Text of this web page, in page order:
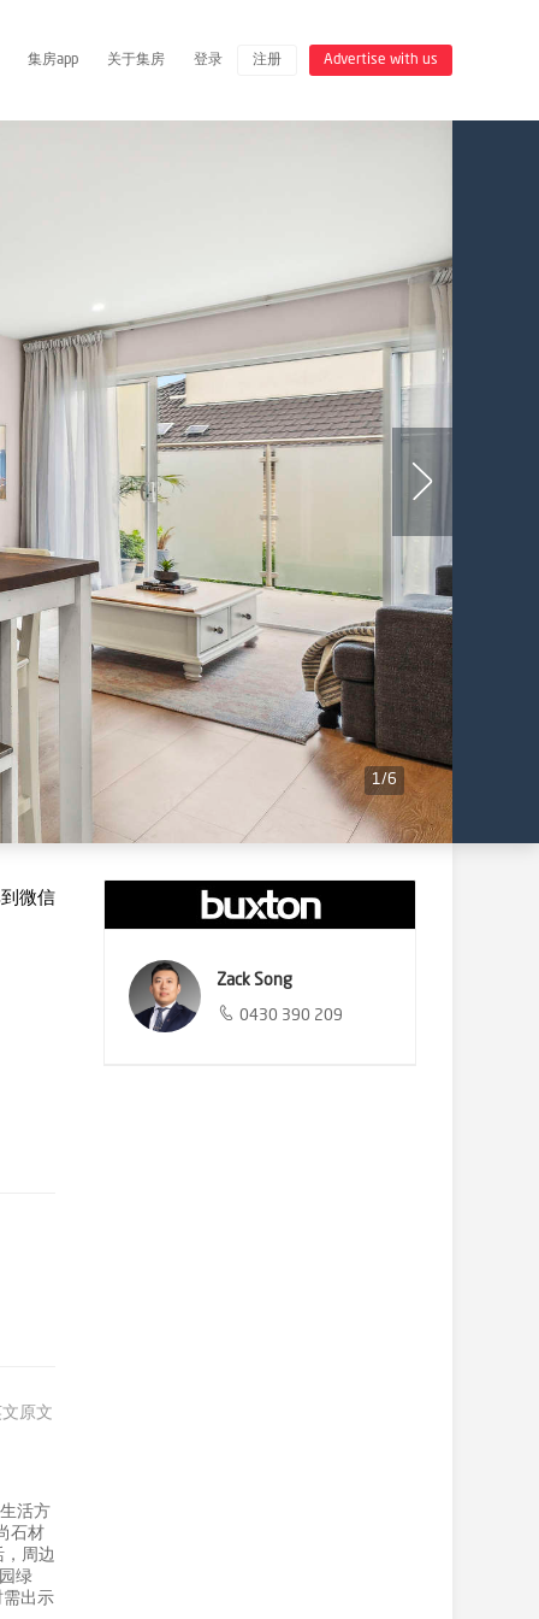
集房app 关于集房 登录 注册 Advertise with us
1/6
微信
原文
活方
石材
周边
绿
需出示
Zack Song
0430 390 209